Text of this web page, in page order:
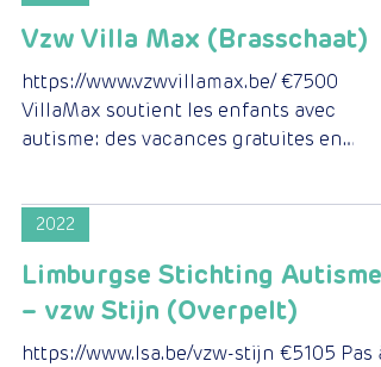
Vzw Villa Max (Brasschaat)
https://www.vzwvillamax.be/ €7500
VillaMax soutient les enfants avec
autisme: des vacances gratuites en
2022
Limburgse Stichting Autisme
– vzw Stijn (Overpelt)
https://www.lsa.be/vzw-stijn €5105 Pas à